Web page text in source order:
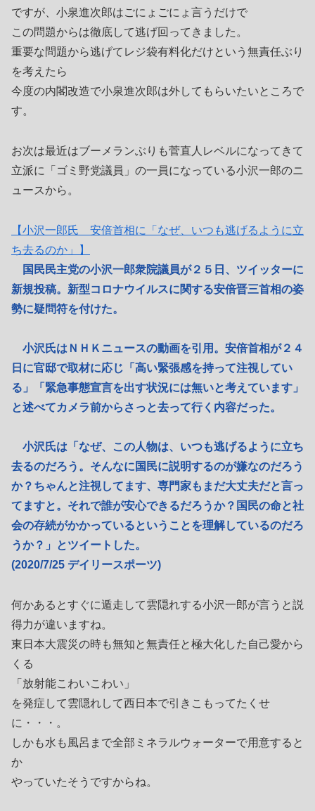
ですが、小泉進次郎はごにょごにょ言うだけで
この問題からは徹底して逃げ回ってきました。
重要な問題から逃げてレジ袋有料化だけという無責任ぶり
を考えたら
今度の内閣改造で小泉進次郎は外してもらいたいところで
す。
お次は最近はブーメランぶりも菅直人レベルになってきて
立派に「ゴミ野党議員」の一員になっている小沢一郎のニ
ュースから。
【小沢一郎氏 安倍首相に「なぜ、いつも逃げるように立
ち去るのか」】
国民民主党の小沢一郎衆院議員が２５日、ツイッターに
新規投稿。新型コロナウイルスに関する安倍晋三首相の姿
勢に疑問符を付けた。
小沢氏はＮＨＫニュースの動画を引用。安倍首相が２４
日に官邸で取材に応じ「高い緊張感を持って注視してい
る」「緊急事態宣言を出す状況には無いと考えています」
と述べてカメラ前からさっと去って行く内容だった。
小沢氏は「なぜ、この人物は、いつも逃げるように立ち
去るのだろう。そんなに国民に説明するのが嫌なのだろう
か？ちゃんと注視してます、専門家もまだ大丈夫だと言っ
てますと。それで誰が安心できるだろうか？国民の命と社
会の存続がかかっているということを理解しているのだろ
うか？」とツイートした。
(2020/7/25 デイリースポーツ)
何かあるとすぐに遁走して雲隠れする小沢一郎が言うと説
得力が違いますね。
東日本大震災の時も無知と無責任と極大化した自己愛から
くる
「放射能こわいこわい」
を発症して雲隠れして西日本で引きこもってたくせ
に・・・。
しかも水も風呂まで全部ミネラルウォーターで用意すると
か
やっていたそうですからね。